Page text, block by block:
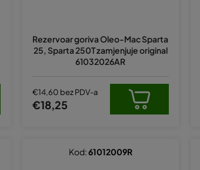
Rezervoar goriva Oleo-Mac Sparta
25, Sparta 250T zamjenjuje original
61032026AR
€14,60 bez PDV-a
€18,25
Kod:61012009R